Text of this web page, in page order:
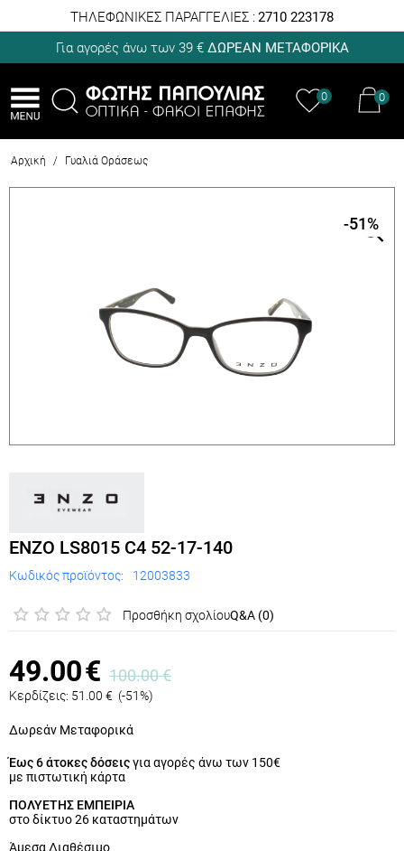
ΤΗΛΕΦΩΝΙΚΕΣ ΠΑΡΑΓΓΕΛΙΕΣ : 2710 223178
Για αγορές άνω των 39 € ΔΩΡΕΑΝ ΜΕΤΑΦΟΡΙΚΑ
0 0
Αρχική / Γυαλιά Οράσεως
-51%
ENZO LS8015 C4 52-17-140
Κωδικός προϊόντος: 12003833
Προσθήκη σχολίουQ&A (0)
49.00€ 100.00€
Κερδίζεις: 51.00 € (-51%)
Δωρεάν Μεταφορικά
Έως 6 άτοκες δόσειςγια αγορές άνω των 150€
με πιστωτική κάρτα
ΠΟΛΥΕΤΗΣ ΕΜΠΕΙΡΙΑ
στο δίκτυο 26 καταστημάτων
Άμεσα Διαθέσιμο